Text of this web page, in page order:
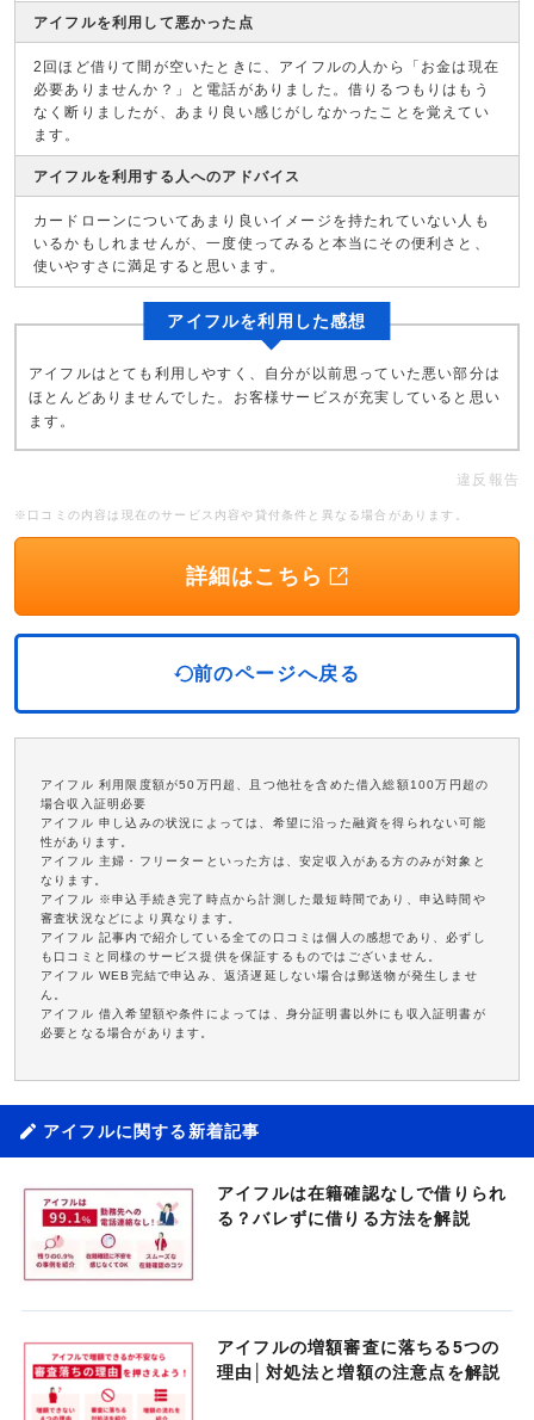
アイフルを利用して悪かった点
2回ほど借りて間が空いたときに、アイフルの人から「お金は現在
必要ありませんか？」と電話がありました。借りるつもりはもう
なく断りましたが、あまり良い感じがしなかったことを覚えてい
ます。
アイフルを利用する人へのアドバイス
カードローンについてあまり良いイメージを持たれていない人も
いるかもしれませんが、一度使ってみると本当にその便利さと、
使いやすさに満足すると思います。
アイフルを利用した感想
アイフルはとても利用しやすく、自分が以前思っていた悪い部分は
ほとんどありませんでした。お客様サービスが充実していると思い
ます。
違反報告
※口コミの内容は現在のサービス内容や貸付条件と異なる場合があります。
詳細はこちら
前のページへ戻る
アイフル 利用限度額が50万円超、且つ他社を含めた借入総額100万円超の
場合収入証明必要
アイフル 申し込みの状況によっては、希望に沿った融資を得られない可能
性があります。
アイフル 主婦・フリーターといった方は、安定収入がある方のみが対象と
なります。
アイフル ※申込手続き完了時点から計測した最短時間であり、申込時間や
審査状況などにより異なります。
アイフル 記事内で紹介している全ての口コミは個人の感想であり、必ずし
も口コミと同様のサービス提供を保証するものではございません。
アイフル WEB完結で申込み、返済遅延しない場合は郵送物が発生しませ
ん。
アイフル 借入希望額や条件によっては、身分証明書以外にも収入証明書が
必要となる場合があります。
アイフルに関する新着記事
アイフルは在籍確認なしで借りられ
る？バレずに借りる方法を解説
アイフルの増額審査に落ちる5つの
理由│対処法と増額の注意点を解説